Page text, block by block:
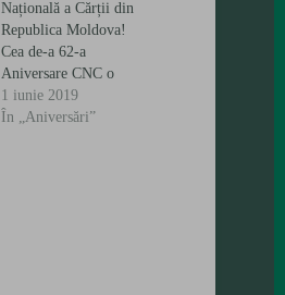
Națională a Cărții din
Republica Moldova!
Cea de-a 62-a
Aniversare CNC o
sărbătorește intr-o noua
haina, având in frunte
1 iunie 2019
În „Aniversări”